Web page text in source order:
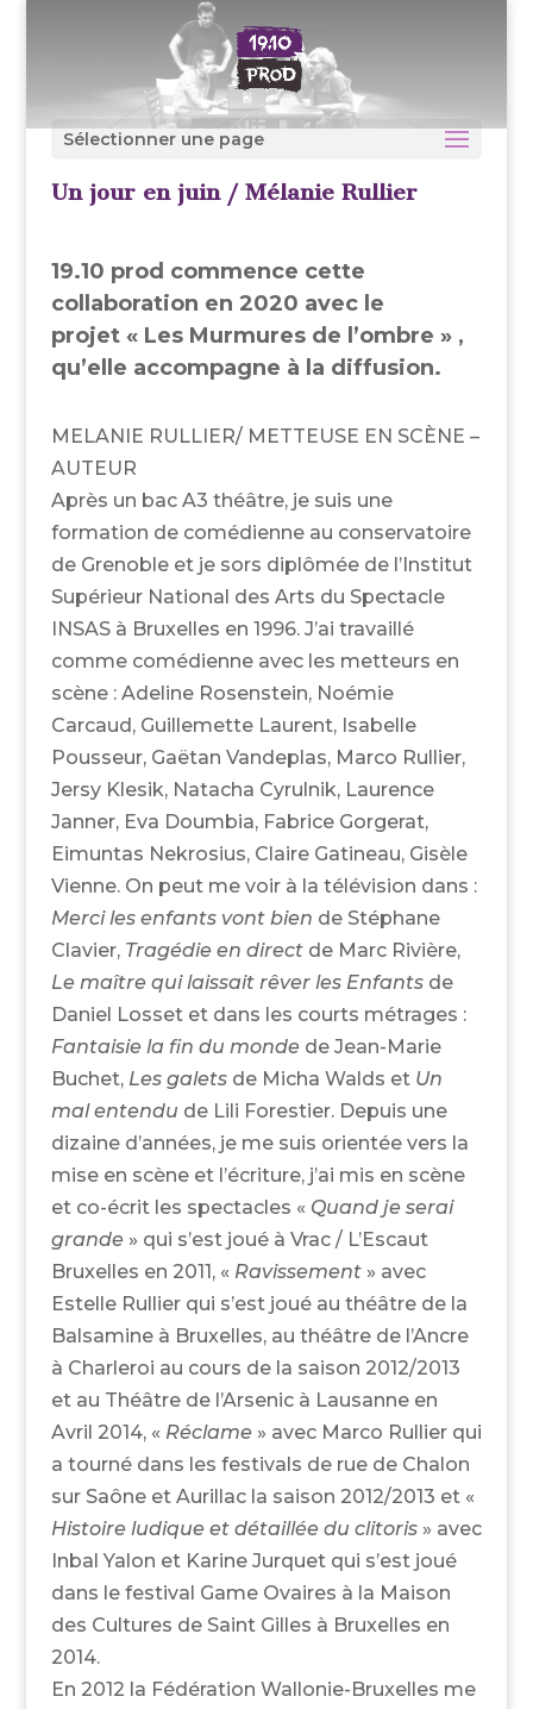
Sélectionner une page
Un jour en juin / Mélanie Rullier
19.10 prod commence cette
collaboration en 2020 avec le
projet « Les Murmures de l’ombre » ,
qu’elle accompagne à la diffusion.
MELANIE RULLIER/ METTEUSE EN SCÈNE –
AUTEUR
Après un bac A3 théâtre, je suis une
formation de comédienne au conservatoire
de Grenoble et je sors diplômée de l’Institut
Supérieur National des Arts du Spectacle
INSAS à Bruxelles en 1996. J’ai travaillé
comme comédienne avec les metteurs en
scène : Adeline Rosenstein, Noémie
Carcaud, Guillemette Laurent, Isabelle
Pousseur, Gaëtan Vandeplas, Marco Rullier,
Jersy Klesik, Natacha Cyrulnik, Laurence
Janner, Eva Doumbia, Fabrice Gorgerat,
Eimuntas Nekrosius, Claire Gatineau, Gisèle
Vienne. On peut me voir à la télévision dans :
Merci les enfants vont bien de Stéphane
Clavier, Tragédie en directde Marc Rivière,
Le maître qui laissait rêver les Enfantsde
Daniel Losset et dans les courts métrages :
Fantaisie la fin du mondede Jean-Marie
Buchet, Les galetsde Micha Walds et Un
mal entendu de Lili Forestier. Depuis une
dizaine d’années, je me suis orientée vers la
mise en scène et l’écriture, j’ai mis en scène
et co-écrit les spectacles « Quand je serai
grande» qui s’est joué à Vrac / L’Escaut
Bruxelles en 2011, « Ravissement» avec
Estelle Rullier qui s’est joué au théâtre de la
Balsamine à Bruxelles, au théâtre de l’Ancre
à Charleroi au cours de la saison 2012/2013
et au Théâtre de l’Arsenic à Lausanne en
Avril 2014, « Réclame» avec Marco Rullier qui
a tourné dans les festivals de rue de Chalon
sur Saône et Aurillac la saison 2012/2013 et «
Histoire ludique et détaillée du clitoris» avec
Inbal Yalon et Karine Jurquet qui s’est joué
dans le festival Game Ovaires à la Maison
des Cultures de Saint Gilles à Bruxelles en
2014.
En 2012 la Fédération Wallonie-Bruxelles me